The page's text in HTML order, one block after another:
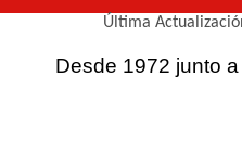
Última
Desde 1972 junto